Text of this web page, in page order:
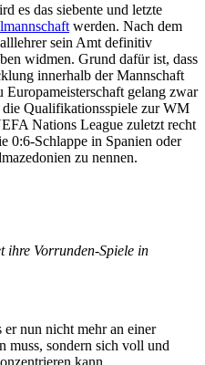
es das siebente und letzte
werden. Nach dem
sein Amt definitiv
widmen. Grund dafür ist, dass
innerhalb der Mannschaft
gelang zwar
Qualifikationsspiele zur WM
Nations League zuletzt recht
0:6-Schlappe in Spanien oder
zu nennen.
ihre Vorrunden-Spiele in
nun nicht mehr an einer
muss, sondern sich voll und
kann.